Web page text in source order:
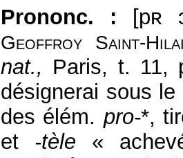
Prononc. : [pʀ
Geoffroy Saint-
nat., Paris, t. 11,
désignerai sous
des élém. pro-*,
et -tèle «